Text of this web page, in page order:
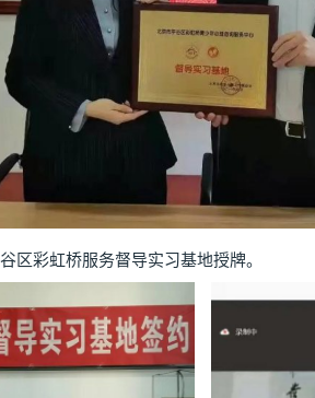
彩虹桥服务督导实习基地授牌。